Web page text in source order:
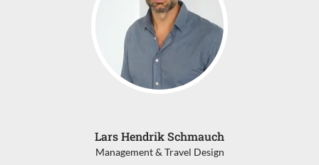
Lars Hendrik Schmauch
Management & Travel Design